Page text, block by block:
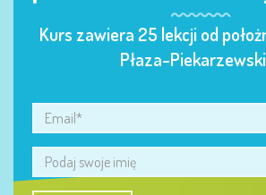
Kurs zawiera 25 lekcji od
Płaza-